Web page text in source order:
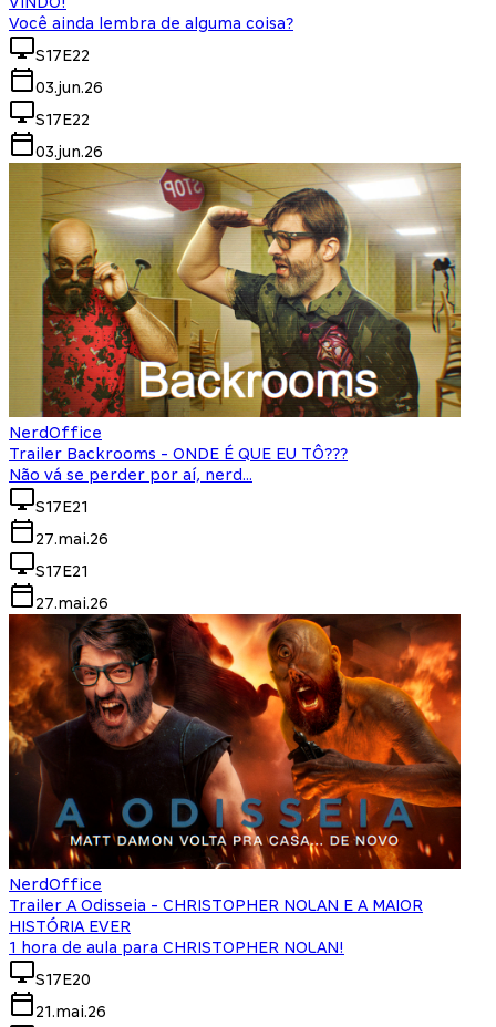
Você ainda lembra de alguma coisa?
S17E22
03.jun.26
S17E22
03.jun.26
NerdOffice
Trailer Backrooms - ONDE É QUE EU TÔ???
Não vá se perder por aí, nerd...
S17E21
27.mai.26
S17E21
27.mai.26
NerdOffice
Trailer A Odisseia - CHRISTOPHER NOLAN E A MAIOR
HISTÓRIA EVER
1 hora de aula para CHRISTOPHER NOLAN!
S17E20
21.mai.26